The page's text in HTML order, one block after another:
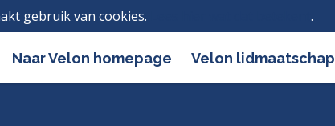
gebruik van cookies. .
Naar Velon homepage Velon lidmaatschap